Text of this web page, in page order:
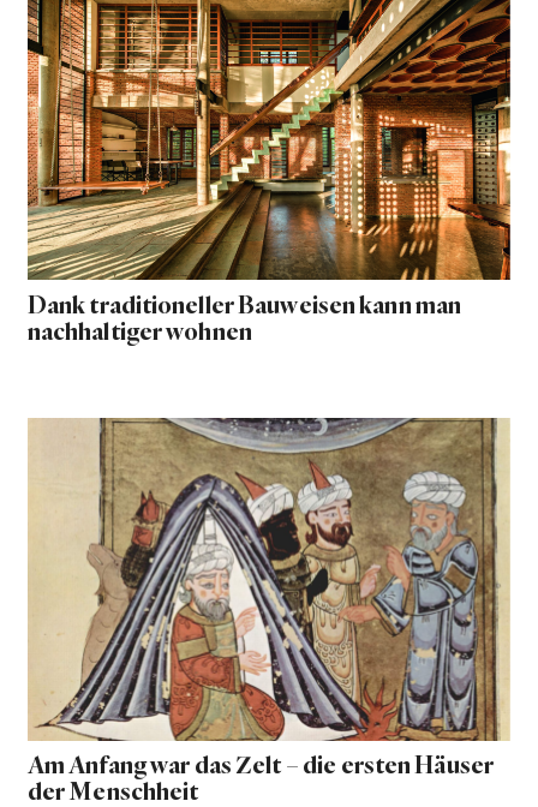
Dank traditioneller Bauweisen kann man
nachhaltiger wohnen
Am Anfang war das Zelt – die ersten Häuser
der Menschheit